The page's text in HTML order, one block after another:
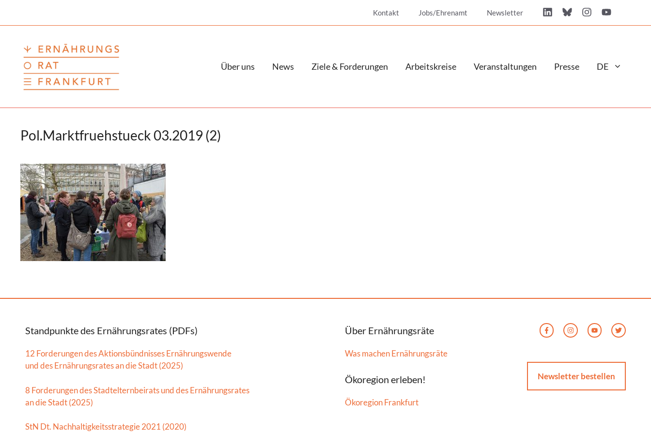
Kontakt Jobs/Ehrenamt Newsletter
Über uns News Ziele & Forderungen Arbeitskreise Veranstaltungen Presse DE
Pol.Marktfruehstueck 03.2019 (2)
Standpunkte des Ernährungsrates (PDFs)
12 Forderungen des Aktionsbündnisses Ernährungswende
und des Ernährungsrates an die Stadt (2025)
8 Forderungen des Stadtelternbeirats und des Ernährungsrates
an die Stadt (2025)
StN Dt. Nachhaltigkeitsstrategie 2021 (2020)
Über Ernährungsräte
Was machen Ernährungsräte
Ökoregion erleben!
Ökoregion Frankfurt
Newsletter bestellen